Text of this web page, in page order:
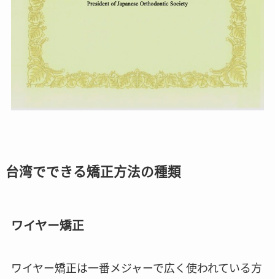
台湾でできる矯正方法の種類
ワイヤー矯正
ワイヤー矯正は一番メジャーで広く使われている方